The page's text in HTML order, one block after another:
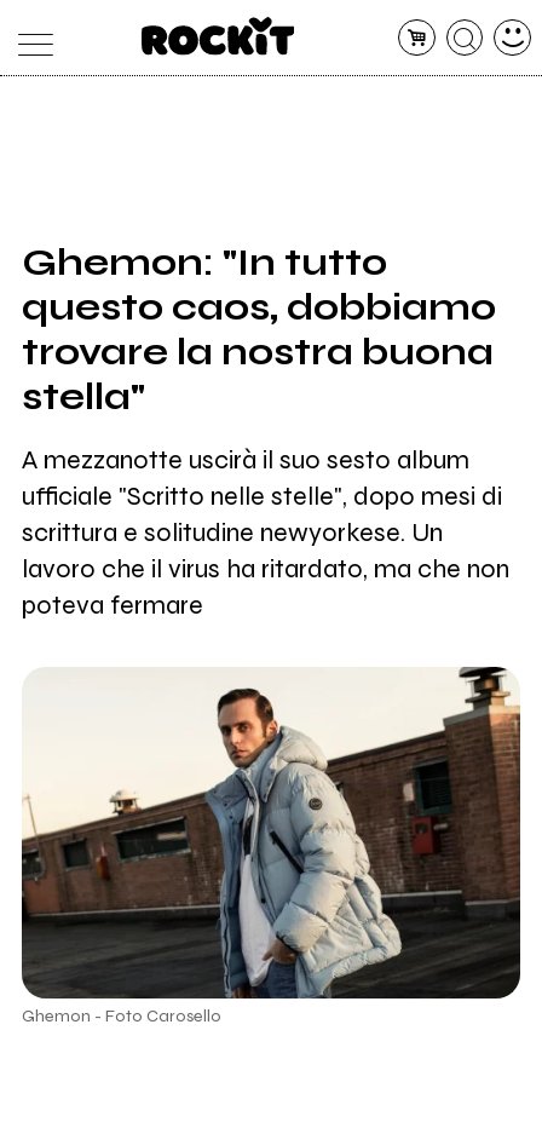
SHOP
RADIO
Ghemon: "In tutto
questo caos, dobbiamo
trovare la nostra buona
stella"
A mezzanotte uscirà il suo sesto album
ufficiale "Scritto nelle stelle", dopo mesi di
scrittura e solitudine newyorkese. Un
lavoro che il virus ha ritardato, ma che non
poteva fermare
Ghemon - Foto Carosello